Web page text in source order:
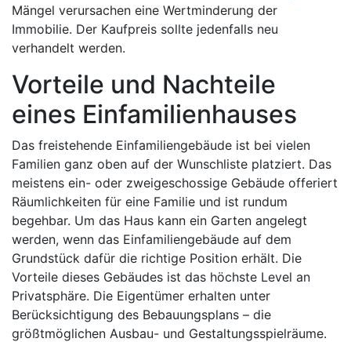
Mängel verursachen eine Wertminderung der
Immobilie. Der Kaufpreis sollte jedenfalls neu
verhandelt werden.
Vorteile und Nachteile
eines Einfamilienhauses
Das freistehende Einfamiliengebäude ist bei vielen
Familien ganz oben auf der Wunschliste platziert. Das
meistens ein- oder zweigeschossige Gebäude offeriert
Räumlichkeiten für eine Familie und ist rundum
begehbar. Um das Haus kann ein Garten angelegt
werden, wenn das Einfamiliengebäude auf dem
Grundstück dafür die richtige Position erhält. Die
Vorteile dieses Gebäudes ist das höchste Level an
Privatsphäre. Die Eigentümer erhalten unter
Berücksichtigung des Bebauungsplans – die
größtmöglichen Ausbau- und Gestaltungsspielräume.